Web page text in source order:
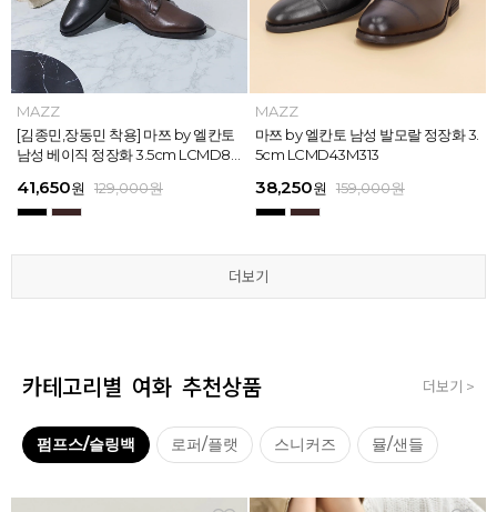
MAZZ
마쯔 by 엘칸토 남성 스트라이프 웨빙
포인트 스니커즈 3cm LCMS68M31
67,150원 179,000원
MAZZ
마쯔 by 엘칸토 남성 플레인 볼륨 컵
솔 스니커즈 3cm LCMS62M613
62,900원 179,000원
더보기
MAZZ
[김종민,장동민 착용] 마쯔 by 엘칸토
남성 베이직 정장화 3.5cm LCMD80
41,650원 129,000원
MAZZ
마쯔 by 엘칸토 남성 발모랄 정장화 3.
5cm LCMD43M313
38,250원 159,000원
더보기
MAZZ
마쯔 by 엘칸토 남성 오버랩 로퍼 2c
m LCMC92I126
38,250원 129,000원
MAZZ
마쯔 by 엘칸토 남성 스트랩 로퍼 2c
m LCMC91M313
39,200원 159,000원
더보기
MAZZ
마쯔 by 엘칸토 남성 포인트 컴포트화
4cm LCMD11M111
41,650원 129,000원
MAZZ
마쯔 by 엘칸토 남성 캐주얼 컴포트화
4cm LCMD13M111
41,650원 129,000원
더보기
MAZZ
마쯔 by 엘칸토 남성 스트라이프 웨빙
포인트 스니커즈 3cm LCMS68M31
67,150원 179,000원
MAZZ
마쯔 by 엘칸토 남성 플레인 볼륨 컵
솔 스니커즈 3cm LCMS62M613
62,900원 179,000원
더보기
MAZZ
[김종민,장동민 착용] 마쯔 by 엘칸토
남성 베이직 정장화 3.5cm LCMD80
41,650원 129,000원
MAZZ
마쯔 by 엘칸토 남성 발모랄 정장화 3.
5cm LCMD43M313
38,250원 159,000원
더보기
카테고리별 여화 추천상품 더보기 >
펌프스/슬링백 로퍼/플랫 스니커즈 뮬/샌들